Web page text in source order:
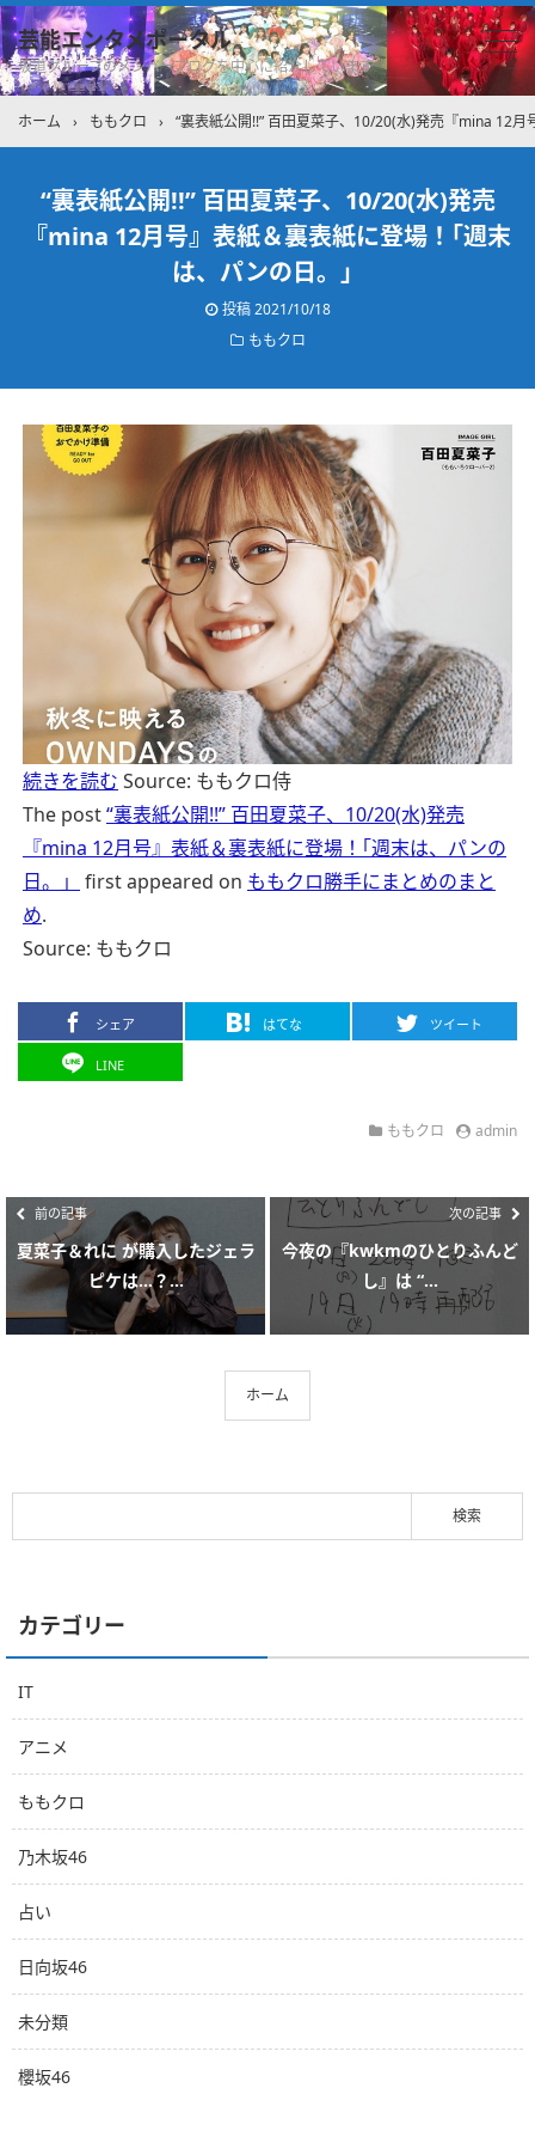
芸能エンタメポータル
坂道グループのメンバーブログを中心に紹介しています
ホーム › ももクロ › “裏表紙公開!!” 百田夏菜子、10/20(水)発売『mina 12
“裏表紙公開!!” 百田夏菜子、10/20(水)発売
『mina 12月号』表紙＆裏表紙に登場！｢週末
は、パンの日。」
投稿2021/10/18
ももクロ
続きを読む Source: ももクロ侍
The post“裏表紙公開!!” 百田夏菜子、10/20(水)発売
『mina 12月号』表紙＆裏表紙に登場！｢週末は、パンの
日。」
first appeared on ももクロ勝手にまとめのまと
め.
Source: ももクロ
シェア はてな ツイート
LINE
ももクロ admin
前の記事
夏菜子＆れに が購入したジェラ
ピケは…？...
次の記事
今夜の『kwkmのひとりふんど
し』は “...
ホーム
カテゴリー
IT
アニメ
ももクロ
乃木坂46
占い
日向坂46
未分類
櫻坂46